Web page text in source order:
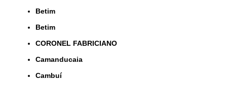
Betim
Betim
CORONEL FABRICIANO
Camanducaia
Cambuí